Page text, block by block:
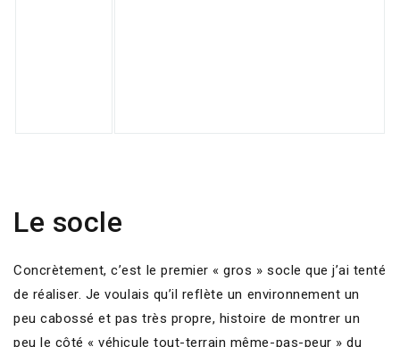
Le socle
Concrètement, c’est le premier « gros » socle que j’ai tenté
de réaliser. Je voulais qu’il reflète un environnement un
peu cabossé et pas très propre, histoire de montrer un
peu le côté « véhicule tout-terrain même-pas-peur » du